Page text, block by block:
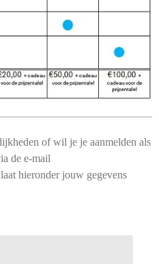
of wil je je aanmelden als
de e-mail
hieronder jouw gegevens